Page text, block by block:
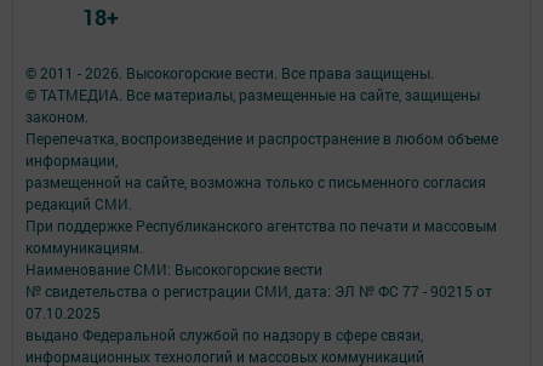
© 2011 - 2026. Высокогорские вести. Все права защищены.
© ТАТМЕДИА. Все материалы, размещенные на сайте, защищены
законом.
Перепечатка, воспроизведение и распространение в любом объеме
информации,
размещенной на сайте, возможна только с письменного согласия
редакций СМИ.
При поддержке Республиканского агентства по печати и массовым
коммуникациям.
Наименование СМИ: Высокогорские вести
№ свидетельства о регистрации СМИ, дата: ЭЛ № ФС 77 - 90215 от
07.10.2025
выдано Федеральной службой по надзору в сфере связи,
информационных технологий и массовых коммуникаций
18+